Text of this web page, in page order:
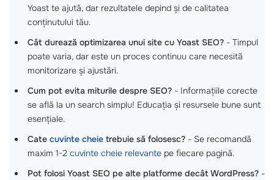
Yoast te ajută, dar rezultatele depind și de calitatea
conținutului tău.
Cât durează optimizarea unui site cu Yoast SEO? - Timpul
poate varia, dar este un proces continuu care necesită
monitorizare și ajustări.
Cum pot evita miturile despre SEO? - Informațiile corecte
se află la un search simplu! Educația și resursele bune sunt
esențiale.
Cate cuvinte cheie trebuie să folosesc? - Se recomandă
maxim 1-2 cuvinte cheie relevante pe fiecare pagină.
Pot folosi Yoast SEO pe alte platforme decât WordPress? -